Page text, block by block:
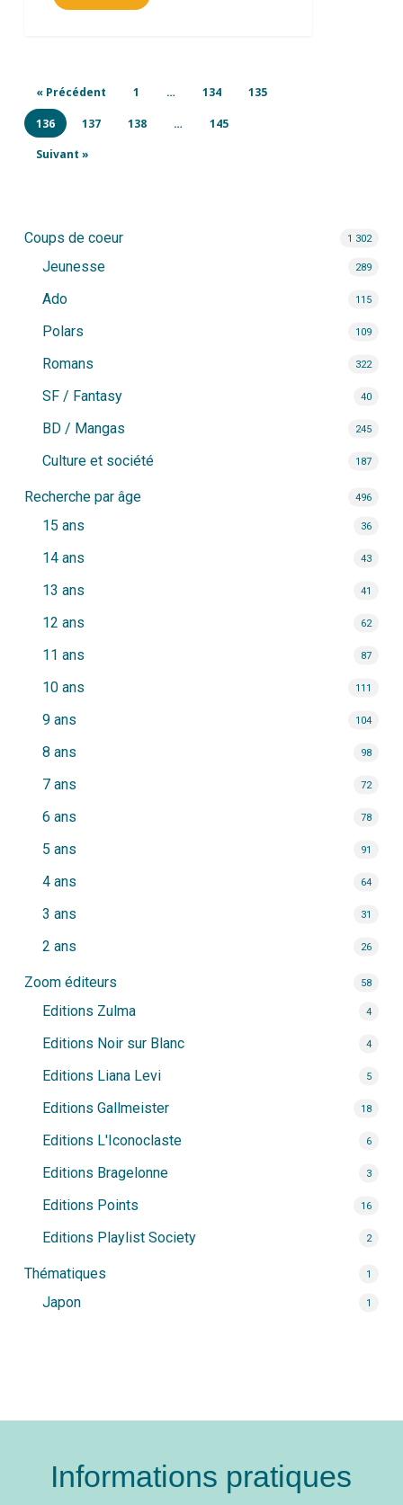
« Précédent 1 … 134 135
136 137 138 …
145
Suivant »
Coups de coeur 1 302
Jeunesse 289
Ado 115
Polars 109
Romans 322
SF / Fantasy 40
BD / Mangas 245
Culture et société 187
Recherche par âge 496
15 ans 36
14 ans 43
13 ans 41
12 ans 62
11 ans 87
10 ans 111
9 ans 104
8 ans 98
7 ans 72
6 ans 78
5 ans 91
4 ans 64
3 ans 31
2 ans 26
Zoom éditeurs 58
Editions Zulma 4
Editions Noir sur Blanc 4
Editions Liana Levi 5
Editions Gallmeister 18
Editions L'Iconoclaste 6
Editions Bragelonne 3
Editions Points 16
Editions Playlist Society 2
Thématiques 1
Japon 1
Informations pratiques